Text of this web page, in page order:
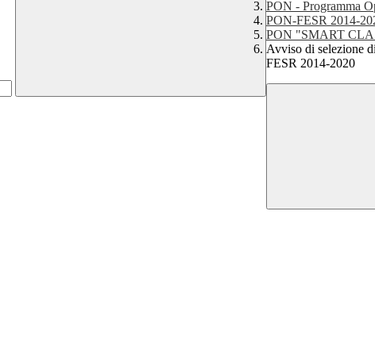
PON - Programma
PON-FESR 2014-
PON "SMART
Avviso di selezione
FESR 2014-2020